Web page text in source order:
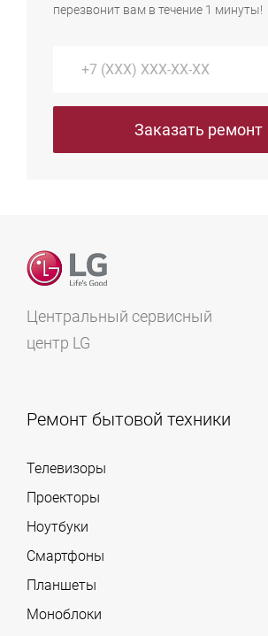
перезвонит вам в течение 1 минуты!
Заказать ремонт
Центральный сервисный
центр LG
Ремонт бытовой техники
Телевизоры
Проекторы
Ноутбуки
Смартфоны
Планшеты
Моноблоки